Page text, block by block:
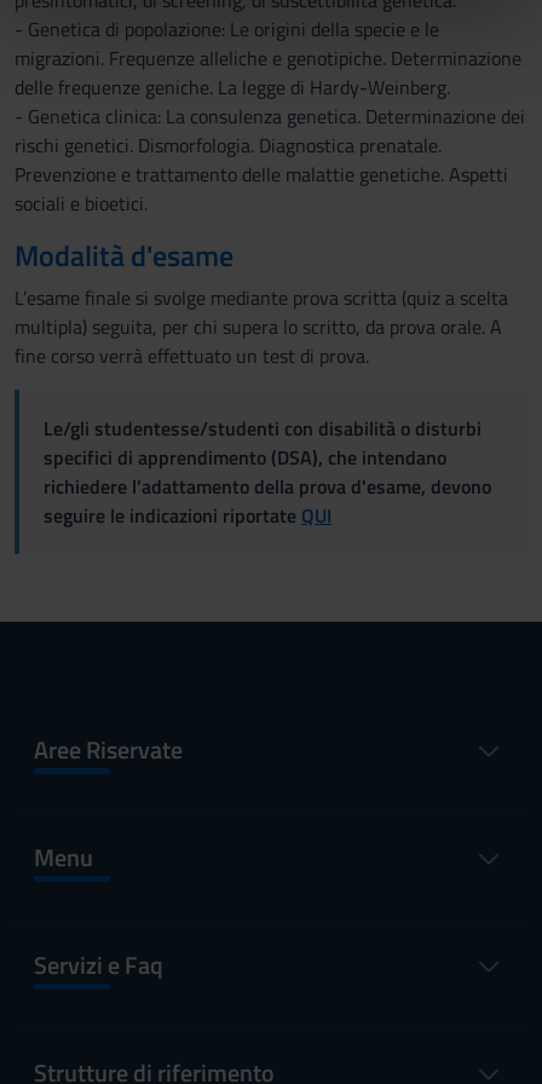
nostri partner che si occupano di analisi dei dati web,
pubblicità e social media, i quali potrebbero combinarle
con altre informazioni che hai fornito loro o che hanno
raccolto dal tuo utilizzo dei loro servizi.
- Genetica di popolazione: Le origini della specie e le
migrazioni. Frequenze alleliche e genotipiche. Determinazione
delle frequenze geniche. La legge di Hardy-Weinberg.
- Genetica clinica: La consulenza genetica. Determinazione dei
rischi genetici. Dismorfologia. Diagnostica prenatale.
Prevenzione e trattamento delle malattie genetiche. Aspetti
sociali e bioetici.
Modalità d'esame
L’esame finale si svolge mediante prova scritta (quiz a scelta
multipla) seguita, per chi supera lo scritto, da prova orale. A
fine corso verrà effettuato un test di prova.
Le/gli studentesse/studenti con disabilità o disturbi
specifici di apprendimento (DSA), che intendano
richiedere l'adattamento della prova d'esame, devono
seguire le indicazioni riportate QUI
Aree Riservate
Menu
Servizi e Faq
Strutture di riferimento